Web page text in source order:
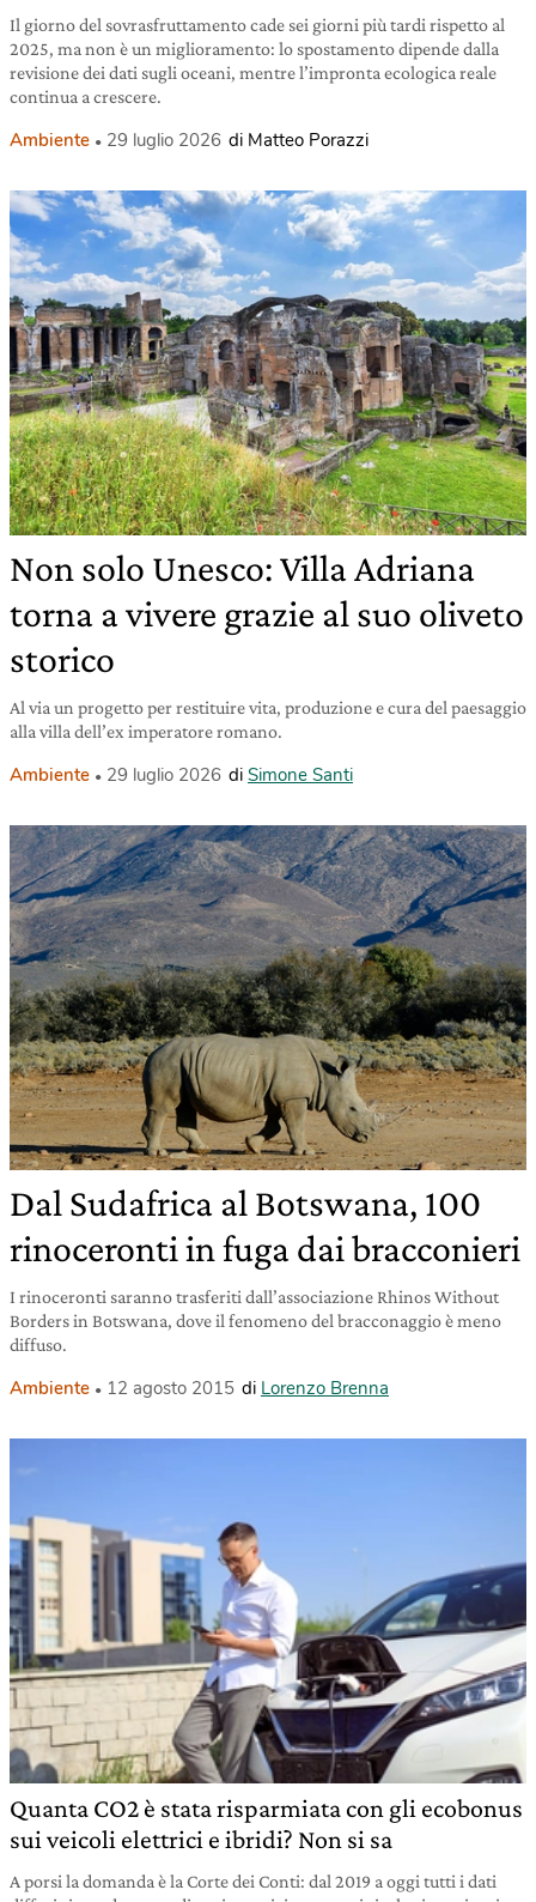
Il giorno del sovrasfruttamento cade sei giorni più tardi rispetto al
2025, ma non è un miglioramento: lo spostamento dipende dalla
revisione dei dati sugli oceani, mentre l’impronta ecologica reale
continua a crescere.
Ambiente 29 luglio 2026 di Matteo Porazzi
Non solo Unesco: Villa Adriana
torna a vivere grazie al suo oliveto
storico
Al via un progetto per restituire vita, produzione e cura del paesaggio
alla villa dell’ex imperatore romano.
Ambiente 29 luglio 2026 di Simone Santi
Dal Sudafrica al Botswana, 100
rinoceronti in fuga dai bracconieri
I rinoceronti saranno trasferiti dall’associazione Rhinos Without
Borders in Botswana, dove il fenomeno del bracconaggio è meno
diffuso.
Ambiente 12 agosto 2015 di Lorenzo Brenna
Quanta CO2 è stata risparmiata con gli ecobonus
sui veicoli elettrici e ibridi? Non si sa
A porsi la domanda è la Corte dei Conti: dal 2019 a oggi tutti i dati